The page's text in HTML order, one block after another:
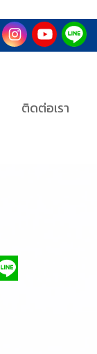
ติดต่อเรา